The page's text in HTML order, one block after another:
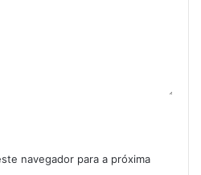
navegador para a próxima